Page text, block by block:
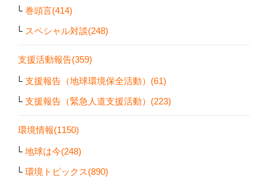
巻頭言(414)
スペシャル対談(248)
支援活動報告(359)
支援報告（地球環境保全活動）(61)
支援報告（緊急人道支援活動）(223)
環境情報(1150)
地球は今(248)
環境トピックス(890)